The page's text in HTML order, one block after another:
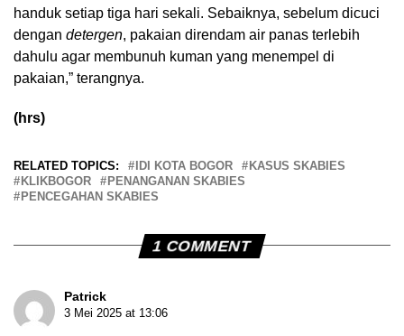
handuk setiap tiga hari sekali. Sebaiknya, sebelum dicuci
dengan detergen, pakaian direndam air panas terlebih
dahulu agar membunuh kuman yang menempel di
pakaian,” terangnya.
(hrs)
RELATED TOPICS: IDI KOTA BOGOR
KASUS SKABIES
KLIKBOGOR
PENANGANAN SKABIES
PENCEGAHAN SKABIES
1 COMMENT
Patrick
3 Mei 2025 at 13:06